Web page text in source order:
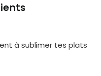
à sublimer tes plats